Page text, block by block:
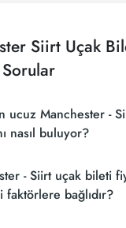
Siirt Uçak
ucuz Manchester -
nasıl buluyor?
bulmak için tur
siteleri
sitesini aramaktadır.
- Siirt uçak bileti
faktörlere bağlıdır?